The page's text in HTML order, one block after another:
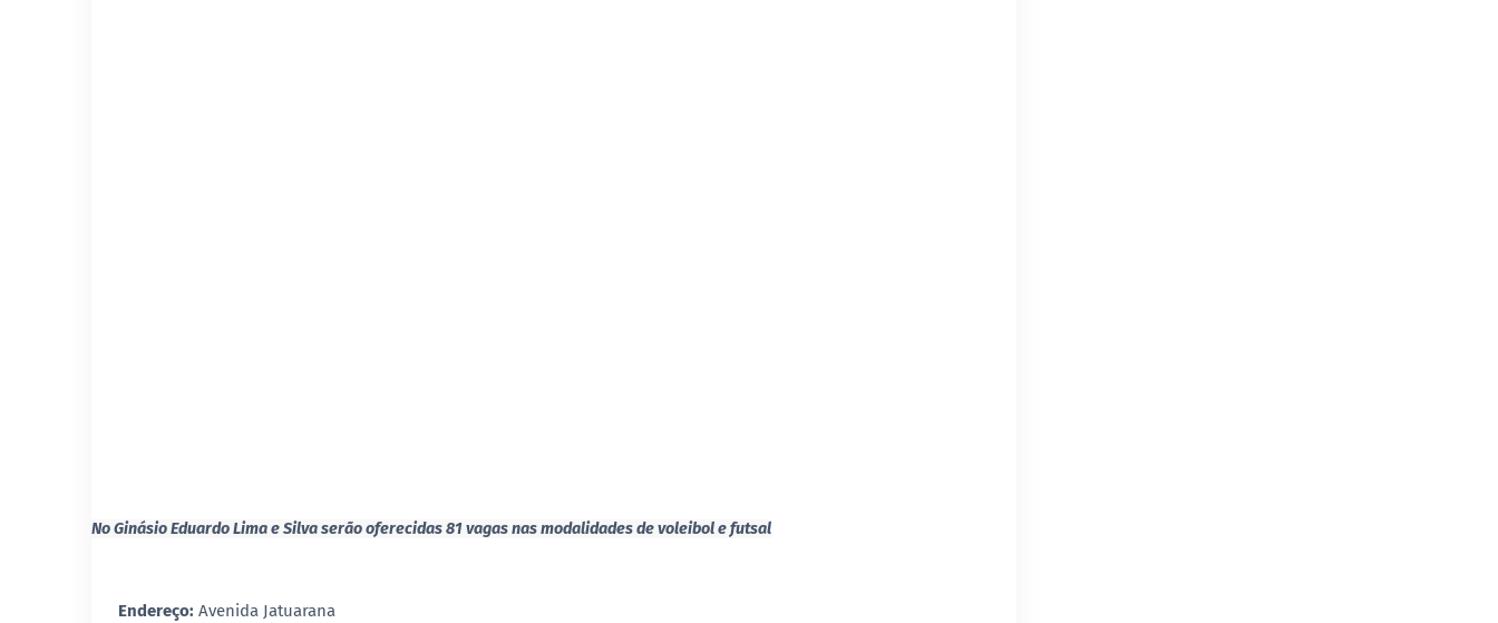
No Ginásio Eduardo Lima e Silva serão oferecidas 81 vagas nas modalidades de voleibol e futsal
Endereço: Avenida Jatuarana